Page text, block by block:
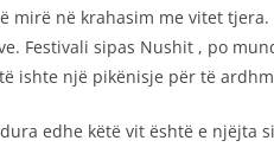
në krahasim me vitet
Festivali sipas Nushit , po
ishte një pikënisje për të
edhe këtë vit është e